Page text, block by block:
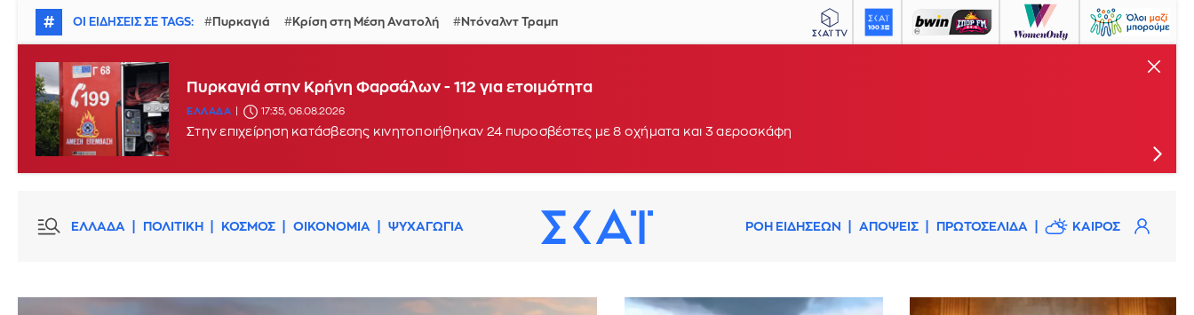
# ΟΙ ΕΙΔΗΣΕΙΣ ΣΕ TAGS: Πυρκαγιά Κρίση στη Μέση Ανατολή Ντόναλντ Τραμπ
Μεγάλη φωτιά στη Σκύρο: Ενισχύθηκαν οι δυνάμεις - Σπεύδουν ακτοπλοϊκώς επιπλέον πυροσβέστες
Στο νησί αναμένονται να πάνε ακτοπλοϊκώς από το λιμάνι της Κύμης επιπλέον 25 πυροσβέστες με 2 ομάδες πεζοπόρων τμημάτων και 5
οχήματα
Πυρκαγιά στην Κρήνη Φαρσάλων - 112 για ετοιμότητα
ΕΛΛΑΔΑ 17:35, 06.08.2026
ΕΛΛΑΔΑ ΠΟΛΙΤΙΚΗ ΚΟΣΜΟΣ ΟΙΚΟΝΟΜΙΑ ΨΥΧΑΓΩΓΙΑ ΡΟΗ ΕΙΔΗΣΕΩΝ ΑΠΟΨΕΙΣ ΠΡΩΤΟΣΕΛΙΔΑ ΚΑΙΡΟΣ